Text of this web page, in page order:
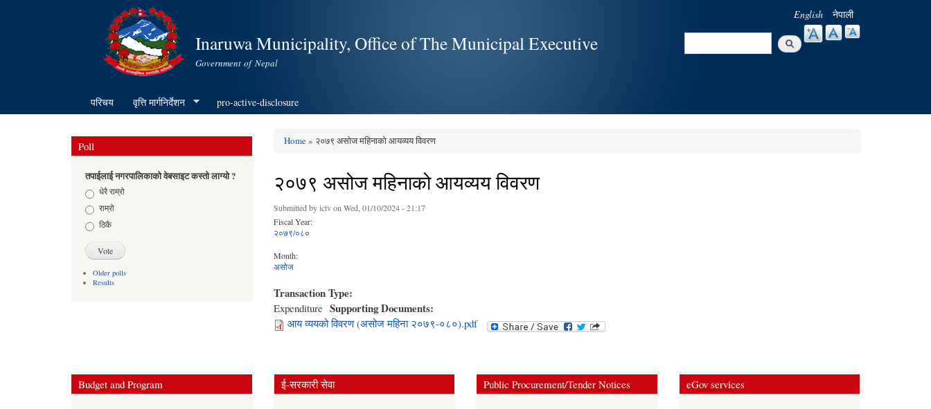
content
Inaruwa Municipality, Office of The Municipal Executive
Government of Nepal
English नेपाली
Search
परिचय वृत्ति मार्गनिर्देशन pro-active-disclosure
Poll
तपाईलाई नगरपालिकाको वेबसाइट कस्तो लाग्यो ?
Choicesधेरै राम्रो
राम्रो
ठिकै
Older polls
Results
Home» २०७९ असोज महिनाको आयव्यय विवरण
२०७९ असोज महिनाको आयव्यय विवरण
Submitted byictvon Wed, 01/10/2024 - 21:17
Fiscal Year:
२०७९/०८०
Month:
असोज
Transaction Type:
Expenditure Supporting Documents:
आय व्ययको विवरण (असोज महिना २०७९-०८०).pdf
Budget and Program ई-सरकारी सेवा Public Procurement/Tender Notices eGov services